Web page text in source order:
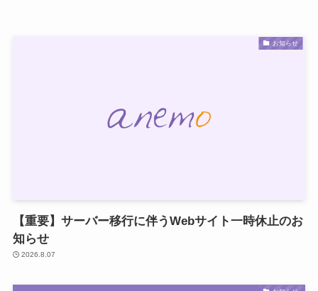
お知らせ
【重要】サーバー移行に伴うWebサイト一時休止のお
知らせ
2026.8.07